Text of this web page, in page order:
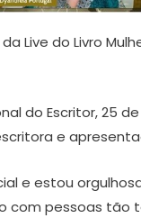
Live do Livro
do Escritor, 25
e
e estou
com pessoas tão